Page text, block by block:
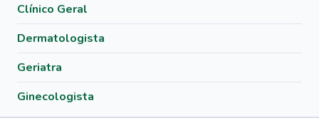
Clínico Geral
Dermatologista
Geriatra
Ginecologista